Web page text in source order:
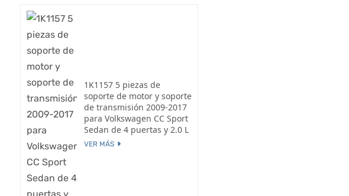
1K1157 5 piezas de
soporte de motor y soporte
de transmisión 2009-2017
para Volkswagen CC Sport
Sedan de 4 puertas y 2.0 L
VER MÁS